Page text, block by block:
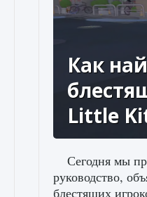
Как
Little
Сегодня мы
руководство,
блестящих